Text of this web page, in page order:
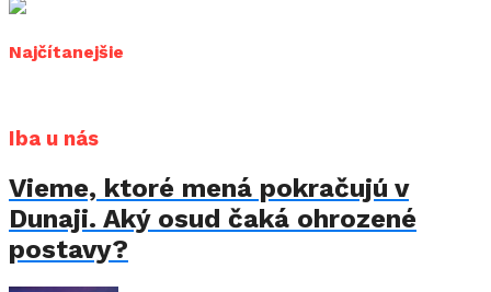
Najčítanejšie
Iba u nás
Vieme, ktoré mená pokračujú v
Dunaji. Aký osud čaká ohrozené
postavy?